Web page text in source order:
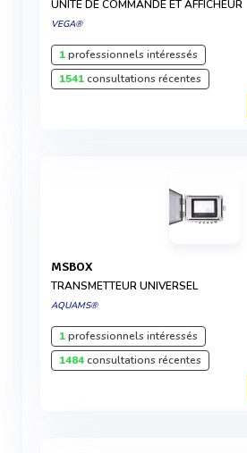
UNITÉ DE COMMANDE ET AFFICHEUR
VEGA®
1professionnels intéressés
1541consultations récentes
MSBOX
TRANSMETTEUR UNIVERSEL
AQUAMS®
1professionnels intéressés
1484consultations récentes